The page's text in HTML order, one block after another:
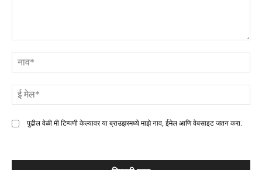
पुढील वेळी मी टिप्पणी केल्यावर या ब्राउझरमध्ये माझे नाव, ईमेल आणि वेबसाइट जतन करा.